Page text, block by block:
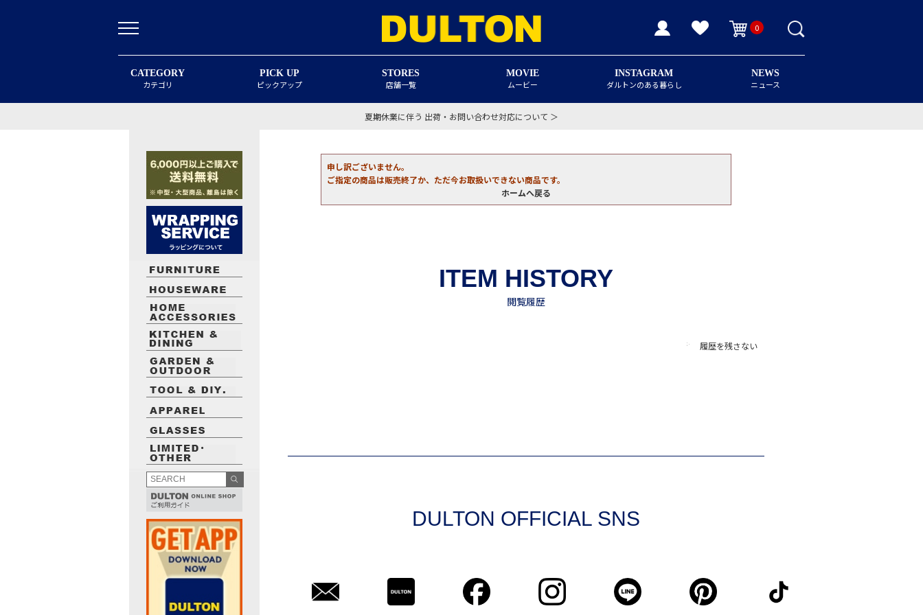
0
CATEGORY
カテゴリ
PICK UP
ピックアップ
STORES
店舗一覧
MOVIE
ムービー
INSTAGRAM
ダルトンのある暮らし
NEWS
ニュース
夏期休業に伴う 出荷・お問い合わせ対応について ＞
申し訳ございません。
ご指定の商品は販売終了か、ただ今お取扱いできない商品です。
ホームへ戻る
履歴を残さない
DULTON OFFICIAL SNS